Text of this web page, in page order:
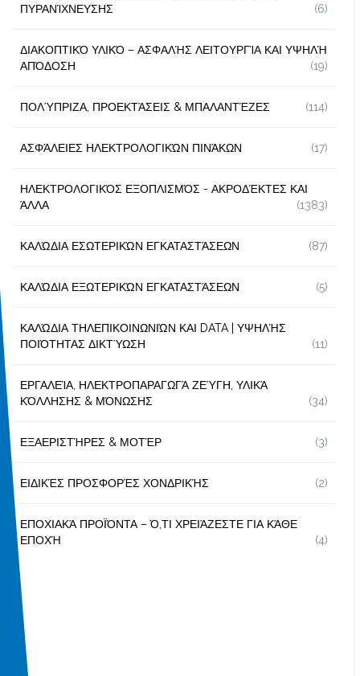
ΠΥΡΑΝΊΧΝΕΥΣΗΣ
(6)
ΔΙΑΚΟΠΤΙΚΌ ΥΛΙΚΌ – ΑΣΦΑΛΉΣ ΛΕΙΤΟΥΡΓΊΑ ΚΑΙ ΥΨΗΛΉ
ΑΠΌΔΟΣΗ
(19)
ΠΟΛΎΠΡΙΖΑ, ΠΡΟΕΚΤΆΣΕΙΣ & ΜΠΑΛΑΝΤΈΖΕΣ (114)
ΑΣΦΆΛΕΙΕΣ ΗΛΕΚΤΡΟΛΟΓΙΚΏΝ ΠΙΝΆΚΩΝ (17)
ΗΛΕΚΤΡΟΛΟΓΙΚΌΣ ΕΞΟΠΛΙΣΜΌΣ - ΑΚΡΟΔΈΚΤΕΣ ΚΑΙ
ΆΛΛΑ
(1383)
ΚΑΛΏΔΙΑ ΕΣΩΤΕΡΙΚΏΝ ΕΓΚΑΤΑΣΤΆΣΕΩΝ (87)
ΚΑΛΏΔΙΑ ΕΞΩΤΕΡΙΚΏΝ ΕΓΚΑΤΑΣΤΆΣΕΩΝ (5)
ΚΑΛΏΔΙΑ ΤΗΛΕΠΙΚΟΙΝΩΝΙΏΝ ΚΑΙ DATA | ΥΨΗΛΉΣ
ΠΟΙΌΤΗΤΑΣ ΔΙΚΤΎΩΣΗ
(11)
ΕΡΓΑΛΕΊΑ, ΗΛΕΚΤΡΟΠΑΡΑΓΩΓΆ ΖΕΎΓΗ, ΥΛΙΚΆ
ΚΌΛΛΗΣΗΣ & ΜΌΝΩΣΗΣ
(34)
ΕΞΑΕΡΙΣΤΉΡΕΣ & ΜΟΤΈΡ (3)
ΕΙΔΙΚΈΣ ΠΡΟΣΦΟΡΈΣ ΧΟΝΔΡΙΚΉΣ (2)
ΕΠΟΧΙΑΚΆ ΠΡΟΪΌΝΤΑ – Ό,ΤΙ ΧΡΕΙΆΖΕΣΤΕ ΓΙΑ ΚΆΘΕ
ΕΠΟΧΉ
(4)